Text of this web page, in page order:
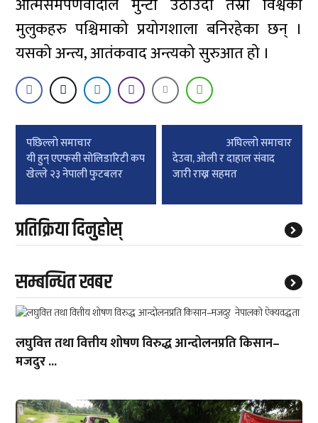
आत्मसमर्पणवादीले मुन्टो उठाउँदा तेस्रो विश्वका
मुलुकहरु पश्चिमाको प्रयोगशाला बनिरहेका छन् ।
यसको अन्त्य, आतंकवाद अन्त्यको सुरुआत हो ।
Post
navigation
पछिल्लाे समाचार
यी हुन् एएफसी सोलिडारिटी कप
खेल्ले २३ नेपाली फुटबलर
अघिल्लाे समाचार
देउवा, ओली र दाहाल संवाद
जारी राख्न सहमत
प्रतिक्रिया दिनुहोस्
सम्बन्धित खबर
लघुवित्त तथा वित्तीय शोषण विरुद्ध आन्दोलनप्रति किसान–
मजदुर ...